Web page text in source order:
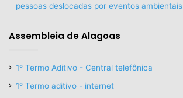
pessoas deslocadas por eventos ambientais
Assembleia de Alagoas
1º Termo Aditivo - Central telefônica
1º Termo aditivo - internet